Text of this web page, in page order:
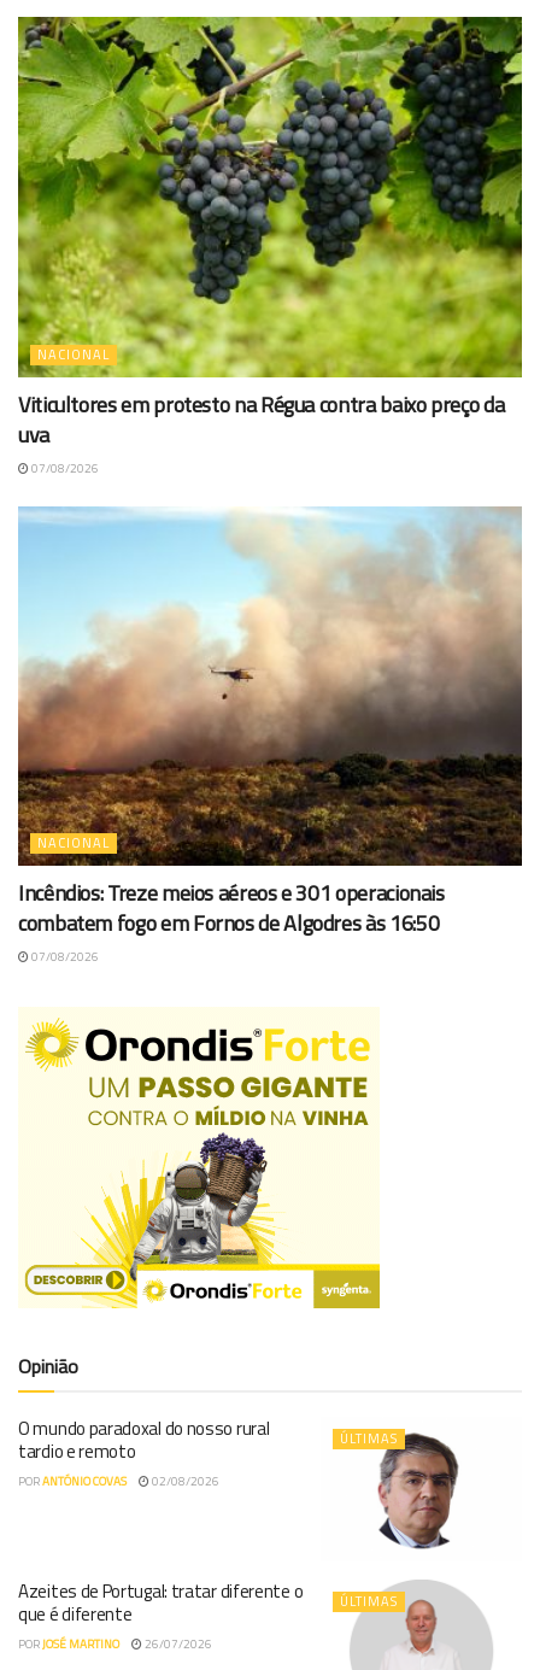
NACIONAL
Viticultores em protesto na Régua contra baixo preço da
uva
07/08/2026
NACIONAL
Incêndios: Treze meios aéreos e 301 operacionais
combatem fogo em Fornos de Algodres às 16:50
07/08/2026
Opinião
ÚLTIMAS
O mundo paradoxal do nosso rural
tardio e remoto
PORANTÓNIO COVAS 02/08/2026
ÚLTIMAS
Azeites de Portugal: tratar diferente o
que é diferente
PORJOSÉ MARTINO 26/07/2026